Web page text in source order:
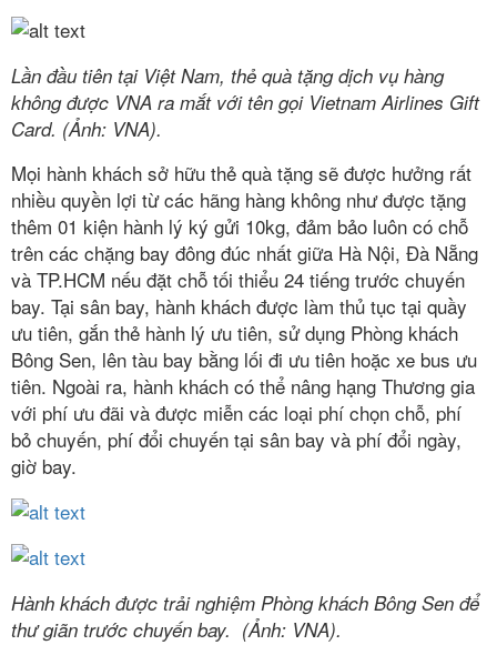
English
Lần đầu tiên tại Việt Nam, thẻ quà tặng dịch vụ hàng
không được VNA ra mắt với tên gọi Vietnam Airlines Gift
Card. (Ảnh: VNA).
Mọi hành khách sở hữu thẻ quà tặng sẽ được hưởng rất
nhiều quyền lợi từ các hãng hàng không như được tặng
thêm 01 kiện hành lý ký gửi 10kg, đảm bảo luôn có chỗ
trên các chặng bay đông đúc nhất giữa Hà Nội, Đà Nẵng
và TP.HCM nếu đặt chỗ tối thiểu 24 tiếng trước chuyến
bay. Tại sân bay, hành khách được làm thủ tục tại quầy
ưu tiên, gắn thẻ hành lý ưu tiên, sử dụng Phòng khách
Bông Sen, lên tàu bay bằng lối đi ưu tiên hoặc xe bus ưu
tiên. Ngoài ra, hành khách có thể nâng hạng Thương gia
với phí ưu đãi và được miễn các loại phí chọn chỗ, phí
bỏ chuyến, phí đổi chuyến tại sân bay và phí đổi ngày,
giờ bay.
Hành khách được trải nghiệm Phòng khách Bông Sen để
thư giãn trước chuyến bay. (Ảnh: VNA).